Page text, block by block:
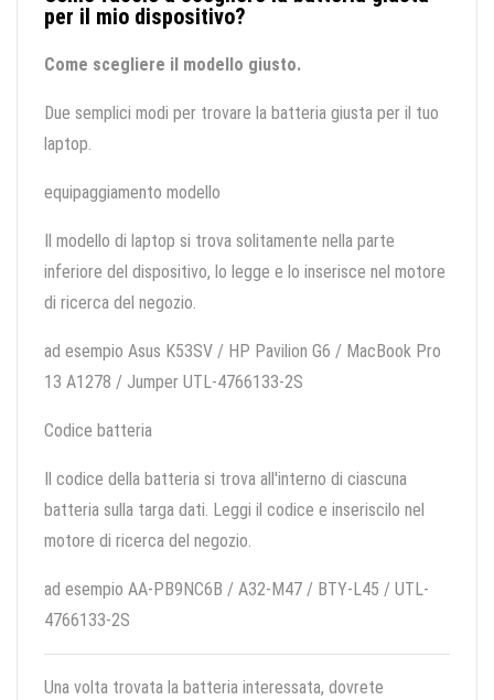
per il mio dispositivo?
Come scegliere il modello giusto.
Due semplici modi per trovare la batteria giusta per il tuo
laptop.
equipaggiamento modello
Il modello di laptop si trova solitamente nella parte
inferiore del dispositivo, lo legge e lo inserisce nel motore
di ricerca del negozio.
ad esempio Asus K53SV / HP Pavilion G6 / MacBook Pro
13 A1278 / Jumper UTL-4766133-2S
Codice batteria
Il codice della batteria si trova all'interno di ciascuna
batteria sulla targa dati. Leggi il codice e inseriscilo nel
motore di ricerca del negozio.
ad esempio AA-PB9NC6B / A32-M47 / BTY-L45 / UTL-
4766133-2S
Una volta trovata la batteria interessata, dovrete